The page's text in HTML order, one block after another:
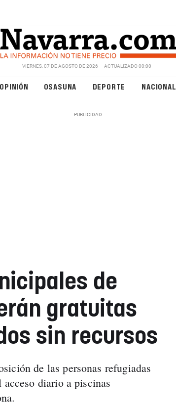
VIERNES, 07 DE AGOSTO DE 2026 ACTUALIZADO 00:00
OPINIÓN OSASUNA DEPORTE NACIONAL
de
gratuitas
sin recursos
de las personas refugiadas
diario a piscinas